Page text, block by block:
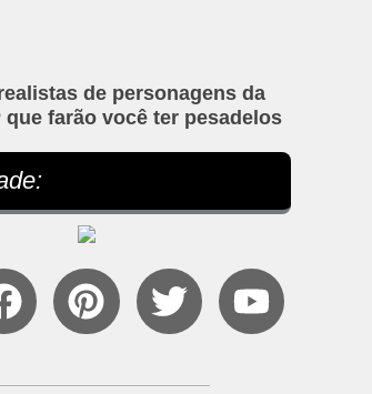
de personagens da
que farão você ter pesadelos